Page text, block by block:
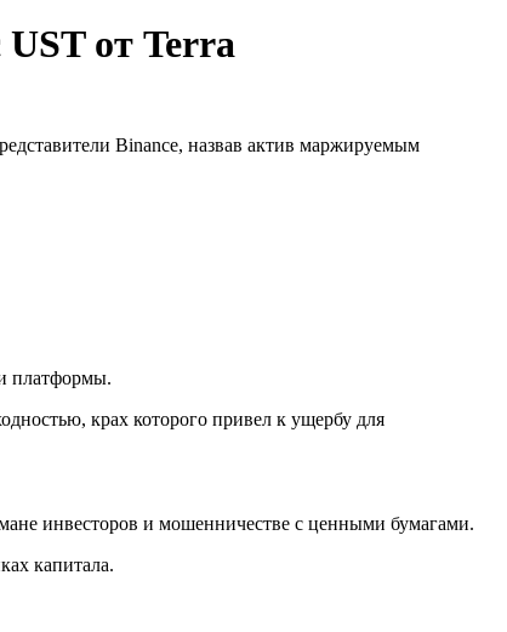
UST от Terra
Binance, назвав актив маржируемым
платформы.
крах которого привел к ущербу для
инвесторов и мошенничестве с ценными бумагами.
капитала.